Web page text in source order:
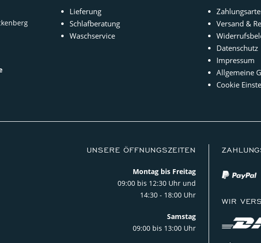
Lieferung
Schlafberatung
Waschservice
Versand &
Datenschutz
Impressum
Allgemeine
Cookie
UNSERE ÖFFNUNGSZEITEN
Montag bis Freitag
09:00 bis 12:30 Uhr und
14:30 - 18:00 Uhr
Samstag
09:00 bis 13:00 Uhr
WIR